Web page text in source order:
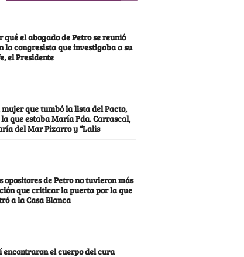
qué el abogado de Petro se reunió
la congresista que investigaba a su
el Presidente
que tumbó la lista del Pacto,
que estaba María Fda. Carrascal,
del Mar Pizarro y “Lalis
opositores de Petro no tuvieron más
que criticar la puerta por la que
a la Casa Blanca
encontraron el cuerpo del cura